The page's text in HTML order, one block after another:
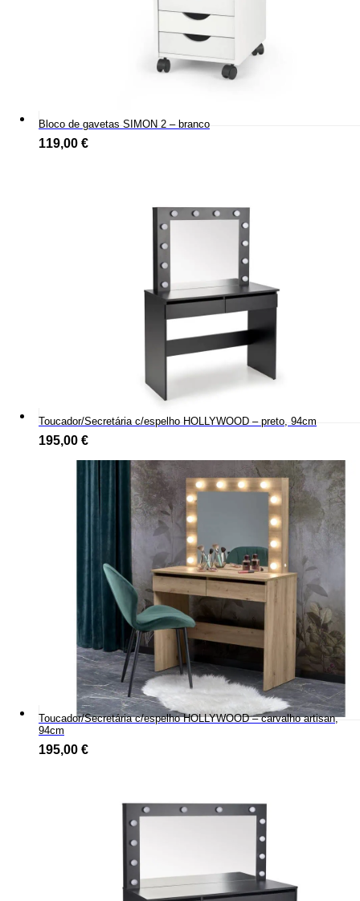
Bloco de gavetas SIMON 2 – branco
119,00 €
Toucador/Secretária c/espelho HOLLYWOOD – preto, 94cm
195,00 €
Toucador/Secretária c/espelho HOLLYWOOD – carvalho artisan,
94cm
195,00 €